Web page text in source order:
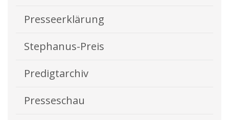
Presseerklärung
Stephanus-Preis
Predigtarchiv
Presseschau